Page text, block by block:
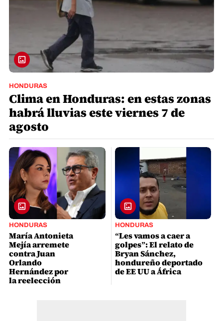
HONDURAS
Clima en Honduras: en estas zonas
habrá lluvias este viernes 7 de
agosto
HONDURAS
María Antonieta
Mejía arremete
contra Juan
Orlando
Hernández por
la reelección
HONDURAS
“Les vamos a caer a
golpes”: El relato de
Bryan Sánchez,
hondureño deportado
de EE UU a África